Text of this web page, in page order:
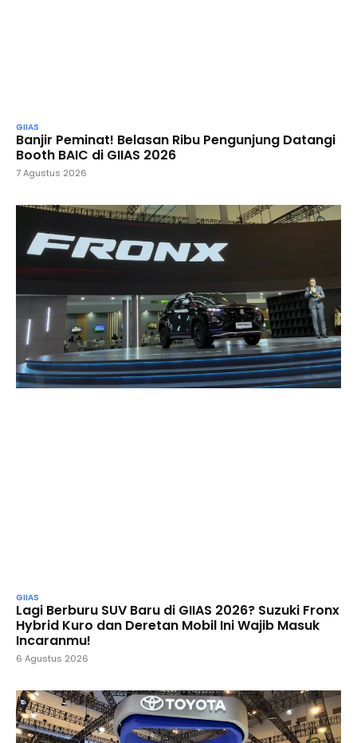
GIIAS
Banjir Peminat! Belasan Ribu Pengunjung Datangi
Booth BAIC di GIIAS 2026
7 Agustus 2026
GIIAS
Lagi Berburu SUV Baru di GIIAS 2026? Suzuki Fronx
Hybrid Kuro dan Deretan Mobil Ini Wajib Masuk
Incaranmu!
6 Agustus 2026